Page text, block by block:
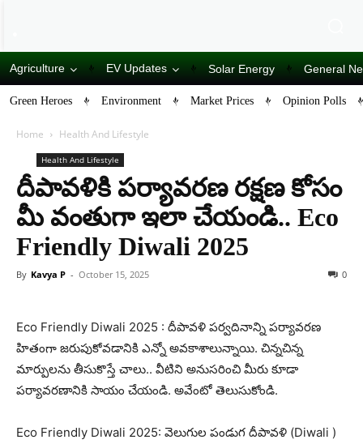
Agriculture EV Updates Solar Energy General
Green Heroes Environment Market Prices Opinion Polls
Home Health And Lifestyle
Health And Lifestyle
దీపావళికి పర్యావరణ రక్షణ కోసం
మీ వంతుగా ఇలా చేయండి.. ­Eco
Friendly Diwali 2025
By Kavya P - October 15, 2025 0
­Eco Friendly Diwali 2025 : దీపావళి పర్వదినాన్ని పర్యావరణ
హితంగా జరుపుకోవడానికి ఎన్నో అవకాశాలున్నాయి. చిన్నచిన్న
మార్పులను తీసుకొస్తే చాలు.. వీటిని అనుసరించి మీరు కూడా
పర్యావరణానికి సాయం చేయండి. అవేంటో తెలుసుకోండి.
­Eco Friendly Diwali 2025: వెలుగుల పండుగ దీపావళి (Diwali )